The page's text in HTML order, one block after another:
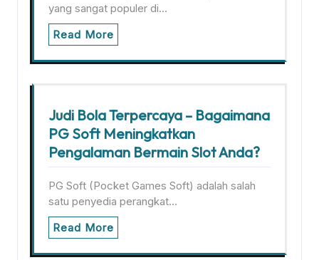
yang sangat populer di…
Read More
Judi Bola Terpercaya – Bagaimana
PG Soft Meningkatkan
Pengalaman Bermain Slot Anda?
PG Soft (Pocket Games Soft) adalah salah
satu penyedia perangkat…
Read More